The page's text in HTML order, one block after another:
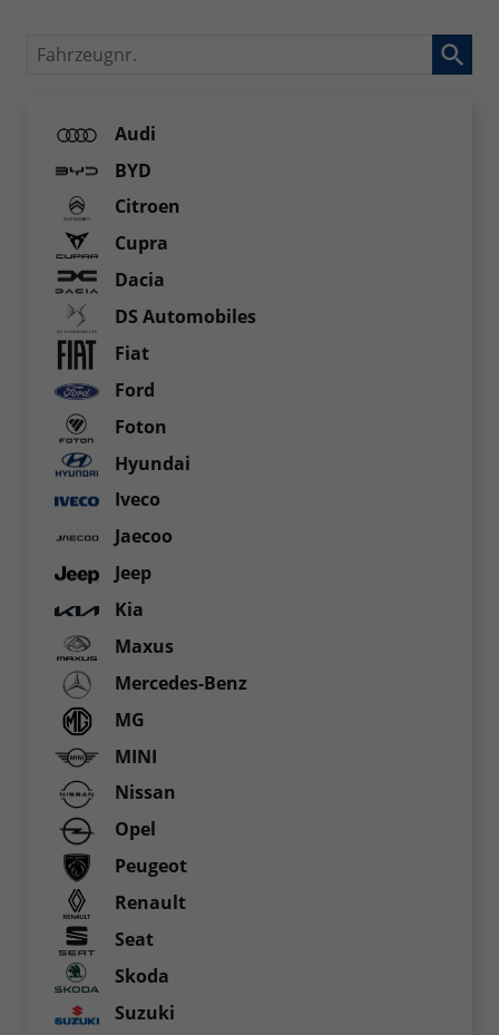
Fahrzeugnr.
Audi
BYD
Citroen
Cupra
Dacia
DS Automobiles
Fiat
Ford
Foton
Hyundai
Iveco
Jaecoo
Jeep
Kia
Maxus
Mercedes-Benz
MG
MINI
Nissan
Opel
Peugeot
Renault
Seat
Skoda
Suzuki